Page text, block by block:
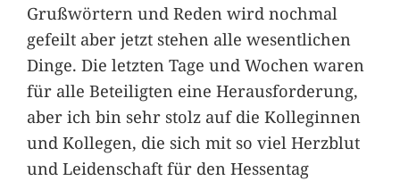
Grußwörtern und Reden wird nochmal
gefeilt aber jetzt stehen alle wesentlichen
Dinge. Die letzten Tage und Wochen waren
für alle Beteiligten eine Herausforderung,
aber ich bin sehr stolz auf die Kolleginnen
und Kollegen, die sich mit so viel Herzblut
und Leidenschaft für den Hessentag